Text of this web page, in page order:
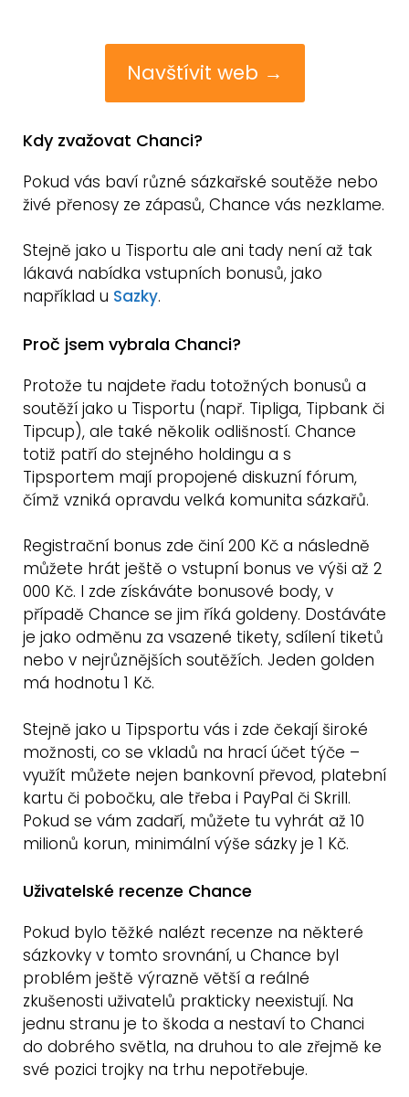
Navštívit web →
Kdy zvažovat Chanci?
Pokud vás baví různé sázkařské soutěže nebo
živé přenosy ze zápasů, Chance vás nezklame.
Stejně jako u Tisportu ale ani tady není až tak
lákavá nabídka vstupních bonusů, jako
například u Sazky.
Proč jsem vybrala Chanci?
Protože tu najdete řadu totožných bonusů a
soutěží jako u Tisportu (např. Tipliga, Tipbank či
Tipcup), ale také několik odlišností. Chance
totiž patří do stejného holdingu a s
Tipsportem mají propojené diskuzní fórum,
čímž vzniká opravdu velká komunita sázkařů.
Registrační bonus zde činí 200 Kč a následně
můžete hrát ještě o vstupní bonus ve výši až 2
000 Kč. I zde získáváte bonusové body, v
případě Chance se jim říká goldeny. Dostáváte
je jako odměnu za vsazené tikety, sdílení tiketů
nebo v nejrůznějších soutěžích. Jeden golden
má hodnotu 1 Kč.
Stejně jako u Tipsportu vás i zde čekají široké
možnosti, co se vkladů na hrací účet týče –
využít můžete nejen bankovní převod, platební
kartu či pobočku, ale třeba i PayPal či Skrill.
Pokud se vám zadaří, můžete tu vyhrát až 10
milionů korun, minimální výše sázky je 1 Kč.
Uživatelské recenze Chance
Pokud bylo těžké nalézt recenze na některé
sázkovky v tomto srovnání, u Chance byl
problém ještě výrazně větší a reálné
zkušenosti uživatelů prakticky neexistují. Na
jednu stranu je to škoda a nestaví to Chanci
do dobrého světla, na druhou to ale zřejmě ke
své pozici trojky na trhu nepotřebuje.